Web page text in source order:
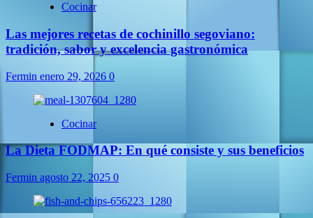
Cocinar
Las mejores recetas de cochinillo segoviano:
tradición, sabor y excelencia gastronómica
Fermin enero 29, 2026 0
Cocinar
La Dieta FODMAP: En qué consiste y sus beneficios
Fermin agosto 22, 2025 0